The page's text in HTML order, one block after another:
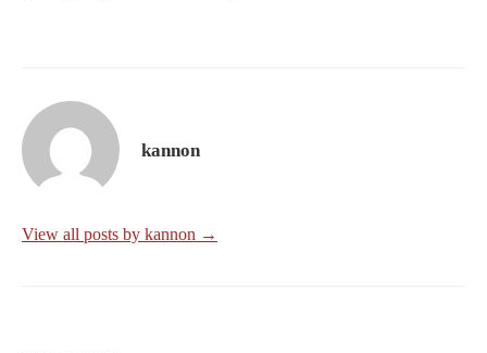
kannon
View all posts by kannon →